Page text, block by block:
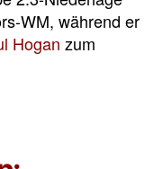
WM, während er
Hogan zum